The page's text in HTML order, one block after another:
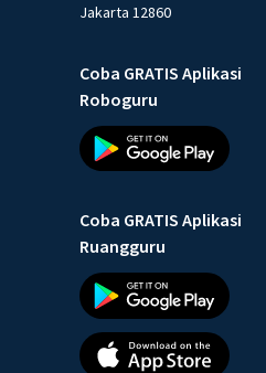
Jakarta 12860
Coba GRATIS Aplikasi
Roboguru
Coba GRATIS Aplikasi
Ruangguru